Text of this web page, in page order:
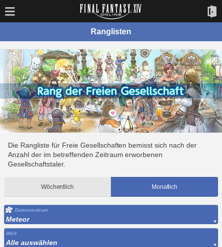
Ranglisten
Die Rangliste für Freie Gesellschaften bemisst sich nach der
Anzahl der im betreffenden Zeitraum erworbenen
Gesellschaftstaler.
Wöchentlich Monatlich
Datenzentrum
Meteor
Welt
Alle auswählen